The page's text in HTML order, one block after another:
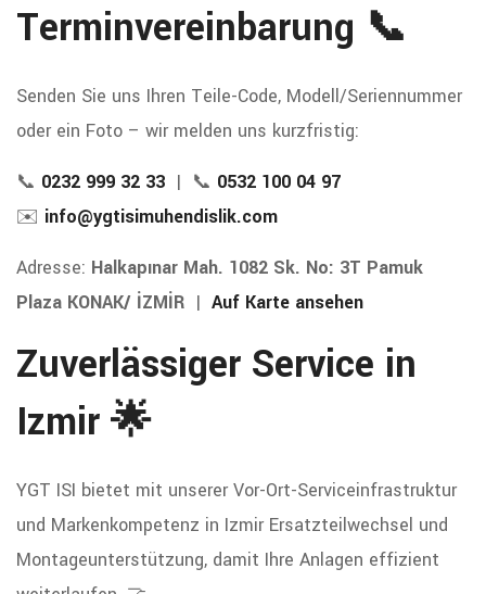
Terminvereinbarung 📞
Senden Sie uns Ihren Teile-Code, Modell/Seriennummer
oder ein Foto – wir melden uns kurzfristig:
📞 0232 999 32 33 | 📞 0532 100 04 97
✉️ info@ygtisimuhendislik.com
Adresse: Halkapınar Mah. 1082 Sk. No: 3T Pamuk
Plaza KONAK/ İZMİR | Auf Karte ansehen
Zuverlässiger Service in
Izmir 🌟
YGT ISI bietet mit unserer Vor-Ort-Serviceinfrastruktur
und Markenkompetenz in Izmir Ersatzteilwechsel und
Montageunterstützung, damit Ihre Anlagen effizient